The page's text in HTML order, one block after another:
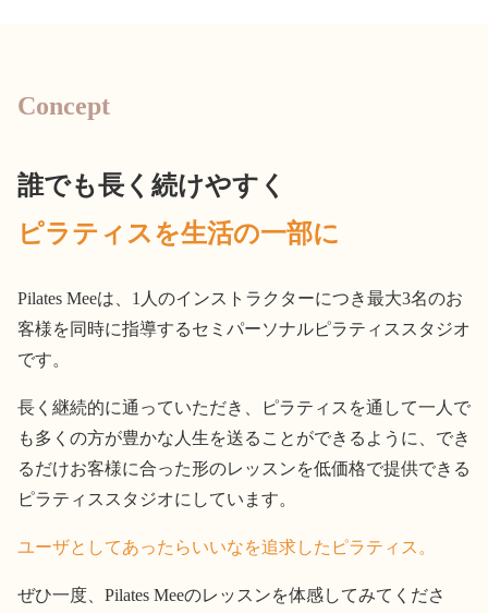
Concept
誰でも長く続けやすく
ピラティスを生活の一部に
Pilates Meeは、1人のインストラクターにつき最大3名のお
客様を同時に指導するセミパーソナルピラティススタジオ
です。
長く継続的に通っていただき、ピラティスを通して一人で
も多くの方が豊かな人生を送ることができるように、でき
るだけお客様に合った形のレッスンを低価格で提供できる
ピラティススタジオにしています。
ユーザとしてあったらいいなを追求したピラティス。
ぜひ一度、Pilates Meeのレッスンを体感してみてくださ